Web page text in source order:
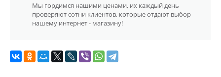
Мы гордимся нашими ценами, их каждый день
проверяют сотни клиентов, которые отдают выбор
нашему интернет - магазину!